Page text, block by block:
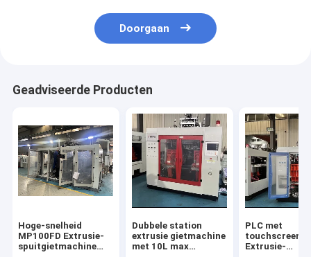
Doorgaan
Geadviseerde Producten
Hoge-snelheid
MP100FD Extrusie-
spuitgietmachine
Dubbele station
extrusie gietmachine
met 10L max
PLC met
Extrusie-